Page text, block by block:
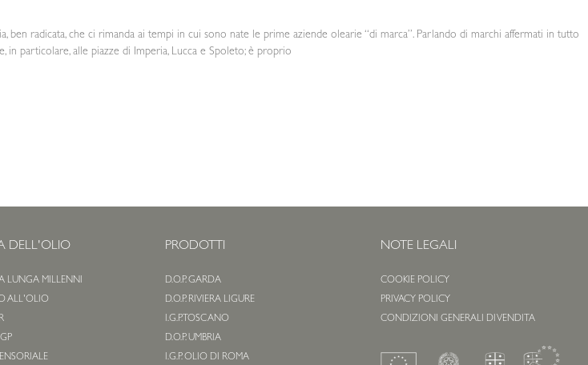
ben radicata, che ci rimanda ai tempi in cui sono nate le prime aziende olearie “di marca”. Parlando di marchi affermati in tutto
in particolare, alle piazze di Imperia, Lucca e Spoleto; è proprio
DELL'OLIO
LUNGA MILLENNI
ALL'OLIO
PRODOTTI
D.O.P. GARDA
D.O.P. RIVIERA LIGURE
I.G.P. TOSCANO
D.O.P. UMBRIA
I.G.P. OLIO DI ROMA
NOTE LEGALI
COOKIE POLICY
PRIVACY POLICY
CONDIZIONI GENERALI DI VENDITA